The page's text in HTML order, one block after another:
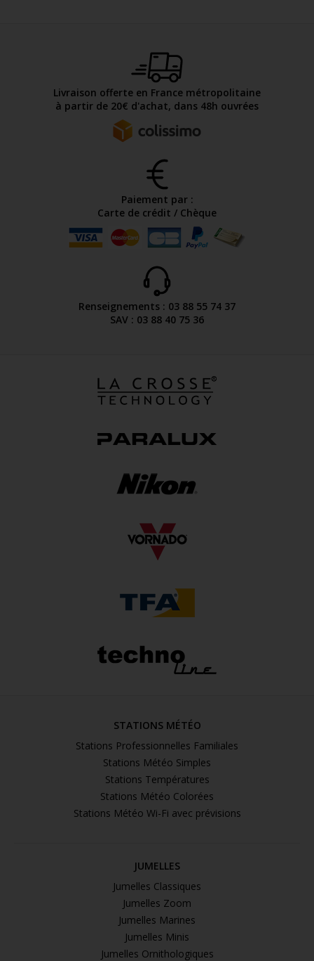
Livraison offerte en France métropolitaine
à partir de 20€ d'achat, dans 48h ouvrées
Paiement par :
Carte de crédit / Chèque
Renseignements : 03 88 55 74 37
SAV : 03 88 40 75 36
STATIONS MÉTÉO
Stations Professionnelles Familiales
Stations Météo Simples
Stations Températures
Stations Météo Colorées
Stations Météo Wi-Fi avec prévisions
JUMELLES
Jumelles Classiques
Jumelles Zoom
Jumelles Marines
Jumelles Minis
Jumelles Ornithologiques